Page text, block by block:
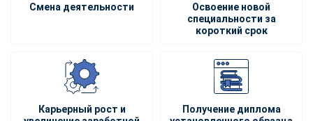
Смена деятельности
Освоение новой
специальности за
короткий срок
Карьерный рост и
Получение диплома